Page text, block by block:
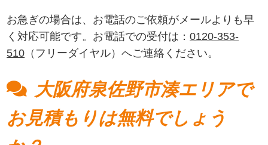
お急ぎの場合は、お電話のご依頼がメールよりも早
く対応可能です。お電話での受付は：0120-353-
510 （フリーダイヤル）へご連絡ください。
大阪府泉佐野市湊エリアで
お見積もりは無料でしょう